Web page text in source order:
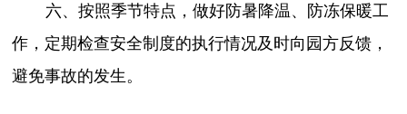
六、按照季节特点，做好防暑降温、防冻保暖工
作，定期检查安全制度的执行情况及时向园方反馈，
避免事故的发生。